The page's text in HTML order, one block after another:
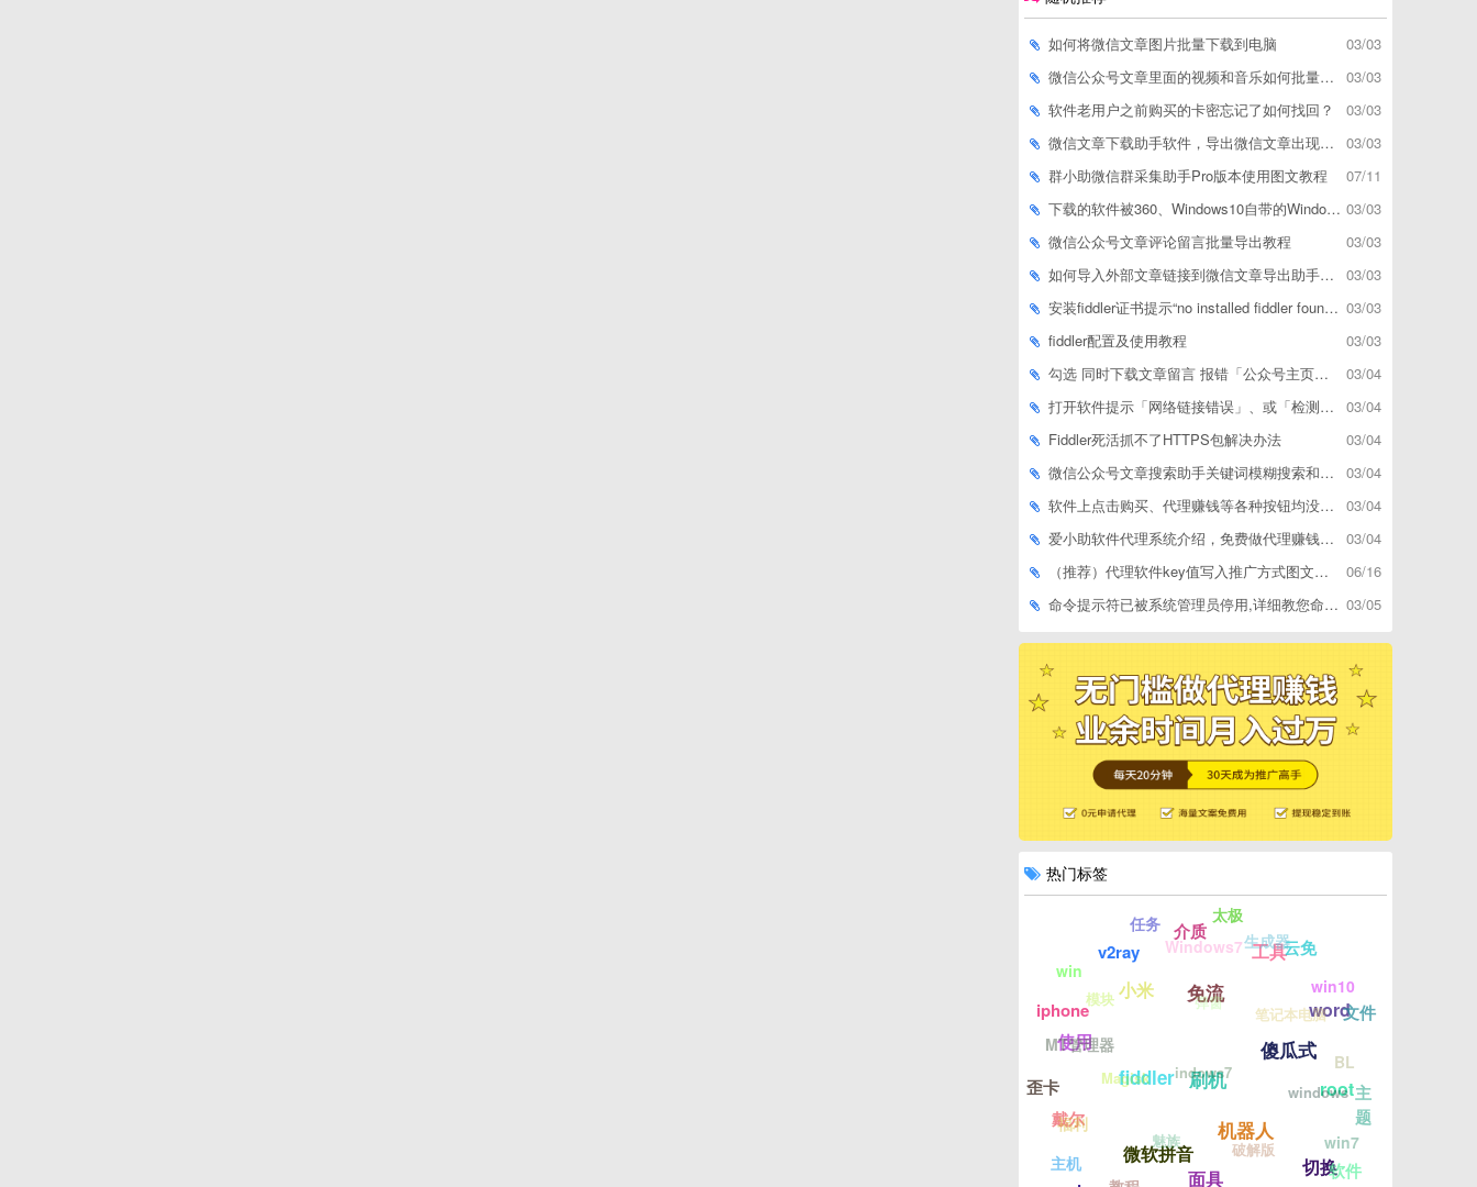
03/03
如何将微信文章图片批量下载到电脑
03/03
微信公众号文章里面的视频和音乐如何批量下载到电脑上
03/03
软件老用户之前购买的卡密忘记了如何找回？
03/03
微信文章下载助手软件，导出微信文章出现「导出失败*篇」如何解决
07/11
群小助微信群采集助手Pro版本使用图文教程
03/03
下载的软件被360、Windows10自带的Windows Defender、腾讯管家等杀毒软件误删了怎么解决
03/03
微信公众号文章评论留言批量导出教程
03/03
如何导入外部文章链接到微信文章导出助手批量下载，附上3种方式
03/03
安装fiddler证书提示“no installed fiddler found”或开启代理ip失败
03/03
fiddler配置及使用教程
03/04
勾选 同时下载文章留言 报错「公众号主页和加载cookie参数不能为空」
03/04
打开软件提示「网络链接错误」、或「检测版本更新失败」等网络问题解决方案
03/04
Fiddler死活抓不了HTTPS包解决办法
03/04
微信公众号文章搜索助手关键词模糊搜索和精确匹配搜索的区别
03/04
软件上点击购买、代理赚钱等各种按钮均没有反应，不打开相应网址怎么解决
03/04
爱小助软件代理系统介绍，免费做代理赚钱，带你轻松月收入过万
06/16
（推荐）代理软件key值写入推广方式图文教程
03/05
命令提示符已被系统管理员停用,详细教您命令提示符已被系统管理员停用怎么办
热门标签
刷机
fiddler
微软拼音
面具
机器人
傻瓜式
免流
小米
使用
戴尔
切换
root
word
工具
介质
v2ray
iphone
歪卡
主机 软件
主
题
文件
云免
太极
任务
win
MT管理器
福利
win7
BL
win10
生成器
Windows7
模块
Magisk
魅族 破解版
windows
笔记本电脑
弹窗
indows7